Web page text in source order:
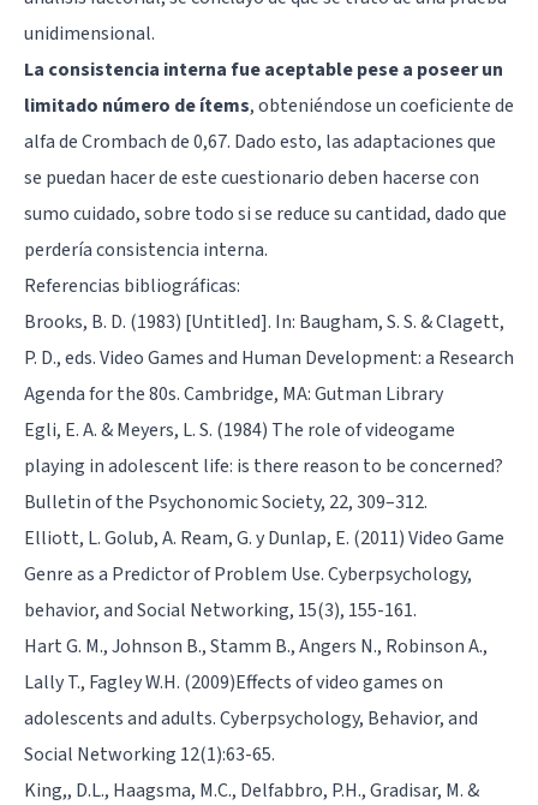
unidimensional.
La consistencia interna fue aceptable pese a poseer un
limitado número de ítems, obteniéndose un coeficiente de
alfa de Crombach de 0,67. Dado esto, las adaptaciones que
se puedan hacer de este cuestionario deben hacerse con
sumo cuidado, sobre todo si se reduce su cantidad, dado que
perdería consistencia interna.
Referencias bibliográficas:
Brooks, B. D. (1983) [Untitled]. In: Baugham, S. S. & Clagett,
P. D., eds. Video Games and Human Development: a Research
Agenda for the 80s. Cambridge, MA: Gutman Library
Egli, E. A. & Meyers, L. S. (1984) The role of videogame
playing in adolescent life: is there reason to be concerned?
Bulletin of the Psychonomic Society, 22, 309–312.
Elliott, L. Golub, A. Ream, G. y Dunlap, E. (2011) Video Game
Genre as a Predictor of Problem Use. Cyberpsychology,
behavior, and Social Networking, 15(3), 155-161.
Hart G. M., Johnson B., Stamm B., Angers N., Robinson A.,
Lally T., Fagley W.H. (2009)Effects of video games on
adolescents and adults. Cyberpsychology, Behavior, and
Social Networking 12(1):63-65.
King,, D.L., Haagsma, M.C., Delfabbro, P.H., Gradisar, M. &